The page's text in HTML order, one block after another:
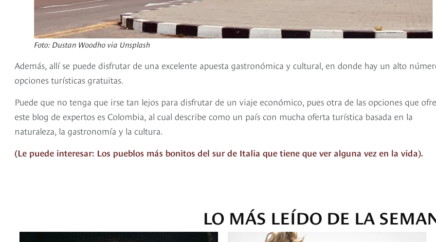
Foto: Dustan Woodho via Unsplash
Además, allí se puede disfrutar de una excelente apuesta gastronómica y cultural, en donde hay un alto
opciones turísticas gratuitas.
Puede que no tenga que irse tan lejos para disfrutar de un viaje económico, pues otra de las opciones que
este blog de expertos es Colombia, al cual describe como un país con mucha oferta turística basada en la
naturaleza, la gastronomía y la cultura.
(Le puede interesar: Los pueblos más bonitos del sur de Italia que tiene que ver alguna vez en la vida).
LO MÁS LEÍDO DE LA